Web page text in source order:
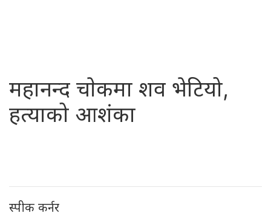
महानन्द चाेकमा शव भेटियो,
हत्याको आशंका
स्पीक कर्नर